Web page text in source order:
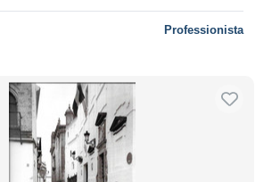
Professionista